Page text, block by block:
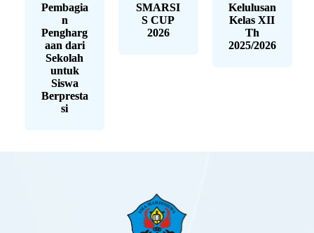
Pembagia
n
Pengharg
aan dari
Sekolah
untuk
Siswa
Berpresta
si
SMARSI
S CUP
2026
Kelulusan
Kelas XII
Th
2025/2026